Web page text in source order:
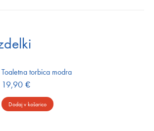
Toaletna torbica modra
19,90 €
Dodaj v košarico